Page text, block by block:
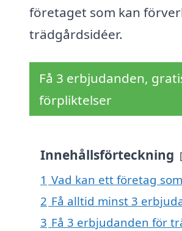
företaget som kan
trädgårdsidéer.
Få 3 erbjudanden,
förpliktelser
Innehållsförteckning
1 Vad kan ett företag
2 Få alltid minst 3
3 Få 3 erbjudanden för